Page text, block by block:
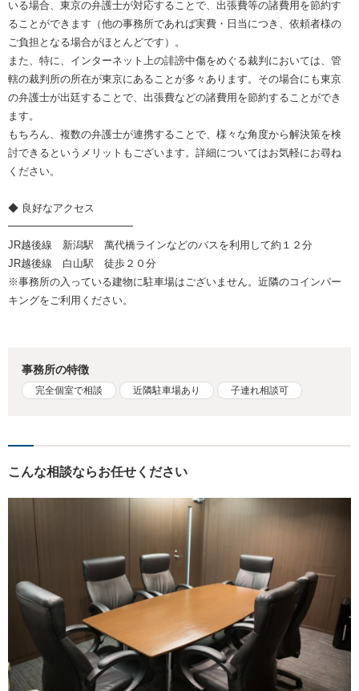
いる場合、東京の弁護士が対応することで、出張費等の諸費用を節約す
ることができます（他の事務所であれば実費・日当につき、依頼者様の
ご負担となる場合がほとんどです）。
また、特に、インターネット上の誹謗中傷をめぐる裁判においては、管
轄の裁判所の所在が東京にあることが多々あります。その場合にも東京
の弁護士が出廷することで、出張費などの諸費用を節約することができ
ます。
もちろん、複数の弁護士が連携することで、様々な角度から解決策を検
討できるというメリットもございます。詳細についてはお気軽にお尋ね
ください。
◆ 良好なアクセス
━━━━━━━━━━━━
JR越後線 新潟駅 萬代橋ラインなどのバスを利用して約１２分
JR越後線 白山駅 徒歩２０分
※事務所の入っている建物に駐車場はございません。近隣のコインパー
キングをご利用ください。
事務所の特徴
完全個室で相談 近隣駐車場あり 子連れ相談可
こんな相談ならお任せください